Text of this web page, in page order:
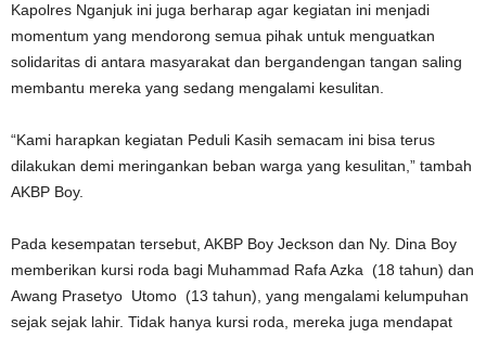
Kapolres Nganjuk ini juga berharap agar kegiatan ini menjadi
momentum yang mendorong semua pihak untuk menguatkan
solidaritas di antara masyarakat dan bergandengan tangan saling
membantu mereka yang sedang mengalami kesulitan.
“Kami harapkan kegiatan Peduli Kasih semacam ini bisa terus
dilakukan demi meringankan beban warga yang kesulitan,” tambah
AKBP Boy.
Pada kesempatan tersebut, AKBP Boy Jeckson dan Ny. Dina Boy
memberikan kursi roda bagi Muhammad Rafa Azka (18 tahun) dan
Awang Prasetyo Utomo (13 tahun), yang mengalami kelumpuhan
sejak sejak lahir. Tidak hanya kursi roda, mereka juga mendapat